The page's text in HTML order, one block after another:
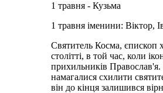
1 травня - Кузьма
1 травня іменини: Віктор,
Святитель Косма, єпископ
столітті, в той час, коли
прихильників Православ'я.
намагалися схилити
він до кінця залишився